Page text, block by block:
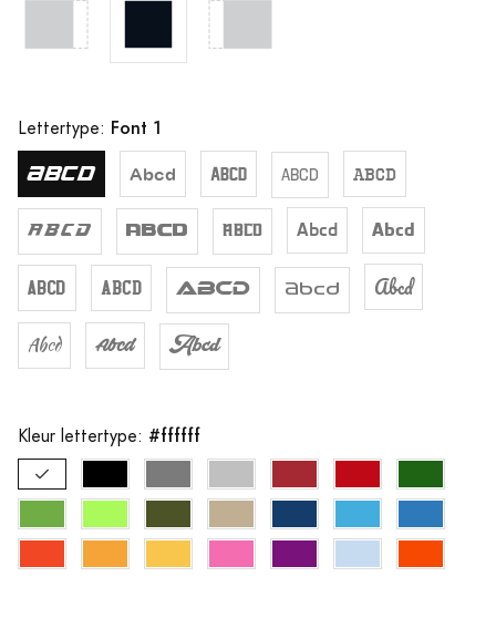
Lettertype: Font 1
Abcd Abcd Abcd Abcd Abcd
Abcd Abcd Abcd Abcd Abcd
Abcd Abcd Abcd Abcd Abcd
Abcd Abcd Abcd
Kleur lettertype: #ffffff